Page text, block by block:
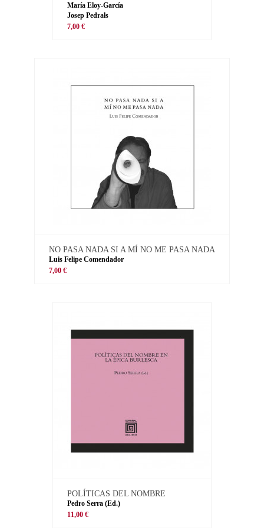
María Eloy-García
Josep Pedrals
7,00 €
NO PASA NADA SI A MÍ NO ME PASA NADA
Luis Felipe Comendador
7,00 €
POLÍTICAS DEL NOMBRE
Pedro Serra (Ed.)
11,00 €